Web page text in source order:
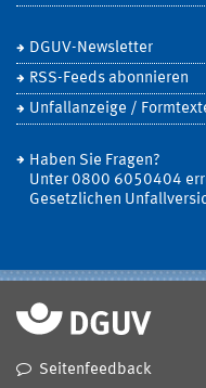
DGUV-Newsletter
RSS-Feeds abonnieren
Unfallanzeige /
Haben Sie Fragen?
Unter 0800 6050404
Gesetzlichen
Seitenfeedback